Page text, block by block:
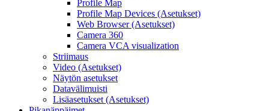
Profile Map
Profile Map Devices (Asetukset)
Web Browser (Asetukset)
Camera 360
Camera VCA visualization
Striimaus
Video (Asetukset)
Näytön asetukset
Datavälimuisti
Lisäasetukset (Asetukset)